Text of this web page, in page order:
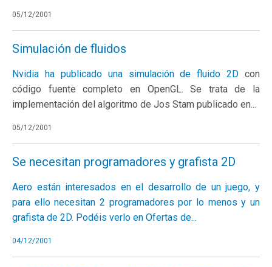
05/12/2001
Simulación de fluidos
Nvidia ha publicado una simulación de fluido 2D con
código fuente completo en OpenGL. Se trata de la
implementación del algoritmo de Jos Stam publicado en...
05/12/2001
Se necesitan programadores y grafista 2D
Aero están interesados en el desarrollo de un juego, y
para ello necesitan 2 programadores por lo menos y un
grafista de 2D. Podéis verlo en Ofertas de...
04/12/2001